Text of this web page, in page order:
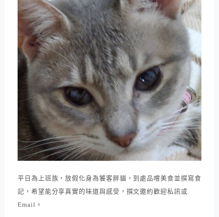
平日為上班族，放假化身為饕客胖貓，到處品嚐美食並撰寫食
記，希望能分享真實的味道與感受，撰文邀約歡迎私訊或
Email。